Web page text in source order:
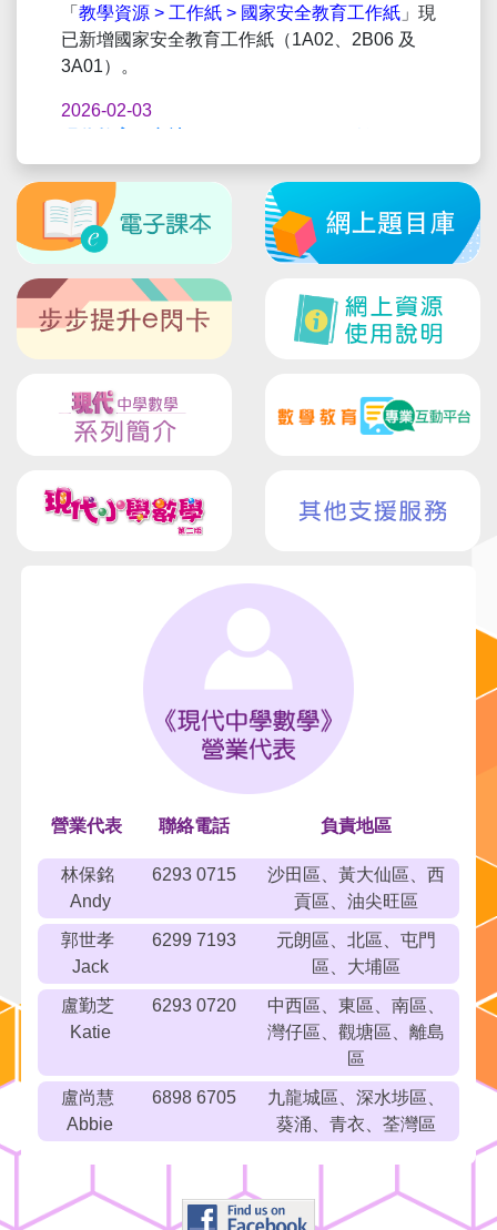
「 教學資源 > 工作紙 > 國家安全教育工作紙 」現
已新增國家安全教育工作紙（1A02、2B06 及
3A01）。
2026-02-03
創新與實踐(ZOOM LIVE) 2026.02.11
2025-12-23
第118期《現代教育通訊》(網上版) 已經出版！
2025-06-26
香港書展2025 特價貨品低至3折發售(包括中、
英、數最新補充及圖書)
《現代教育通訊》117期(號外)。主題 : 小學人文
及科學科新課程
《現代教育通訊》116期。主題 : 小學人文及科
學科新課程
學與教博覽2024
「香港書展2024」推廣優惠
2024-02-15
現代中學教學分享會 專家講座系列(ZOOM
LIVE) 2024.03.16
「學生資源 > 影片 > 概念影片 」及「電子資源 >
電子課堂」現已新增至教師網。
2023-09-14
「學生資源 > 無限 Q 練習室」現已發布。
2023-06-12
温馨提示：老師可利用「
評估資源 >TSA 資
源」中的「中三 TSA 模擬試卷」幫助學生準備
2023-02-10
《現代中學數學》(必修部分) 新書發布會將於
2023-02-01
營業代表 聯絡電話 負責地區
林保銘
Andy
6293 0715
沙田區、黃大仙區、西
貢區、油尖旺區
郭世孝
Jack
6299 7193
元朗區、北區、屯門
區、大埔區
盧勤芝
Katie
6293 0720
中西區、東區、南區、
灣仔區、觀塘區、離島
區
盧尚慧
Abbie
6898 6705
九龍城區、深水埗區、
葵涌、青衣、荃灣區